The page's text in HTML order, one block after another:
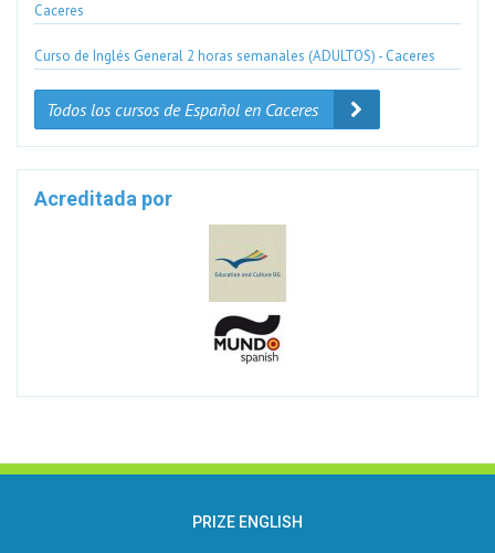
Caceres
Curso de Inglés General 2 horas semanales (ADULTOS) - Caceres
Todos los cursos de Español en Caceres
Acreditada por
PRIZE ENGLISH